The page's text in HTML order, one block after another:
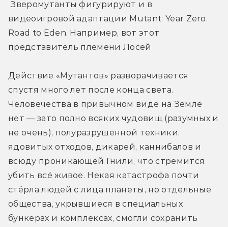
видеоигровой адаптации Mutant: Year Zero.
Road to Eden. Например, вот этот
представитель племени Лосей
Действие «Мутантов» разворачивается
спустя много лет после конца света.
Человечества в привычном виде на Земле
нет — зато полно всяких чудовищ (разумных и
не очень), полуразрушенной техники,
ядовитых отходов, дикарей, каннибалов и
всюду проникающей Гнили, что стремится
убить всё живое. Некая катастрофа почти
стёрла людей с лица планеты, но отдельные
общества, укрывшиеся в специальных
бункерах и комплексах, смогли сохранить